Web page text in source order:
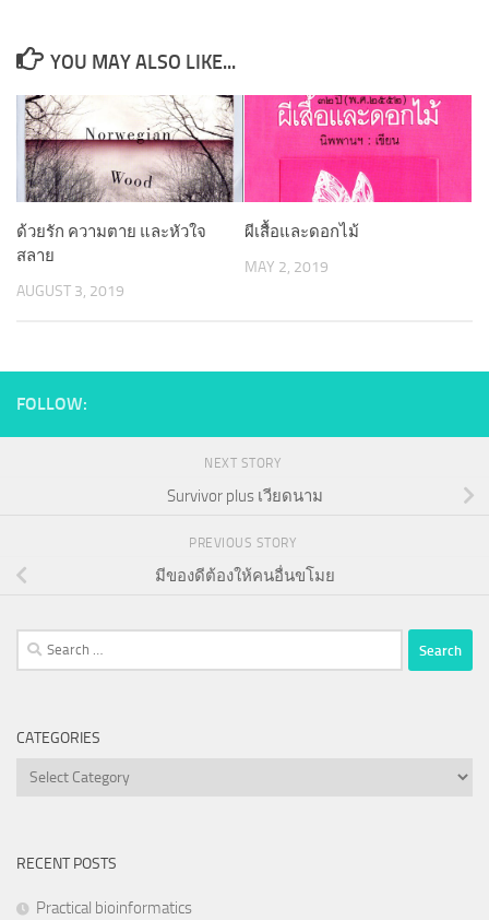
YOU MAY ALSO LIKE...
ด้วยรัก ความตาย และหัวใจ
สลาย
AUGUST 3, 2019
ผีเสื้อและดอกไม้
MAY 2, 2019
FOLLOW:
NEXT STORY
Survivor plus เวียดนาม
PREVIOUS STORY
มีของดีต้องให้คนอื่นขโมย
Search
for:
CATEGORIES
Categories
RECENT POSTS
Practical bioinformatics